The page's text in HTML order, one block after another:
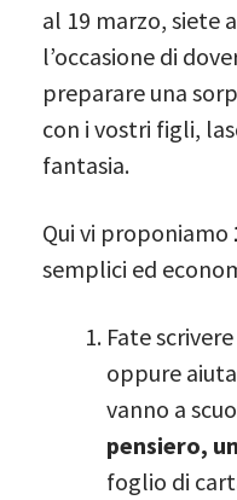
al 19 marzo, siete
l’occasione di
preparare una
con i vostri figli,
fantasia.
Qui vi proponiamo
semplici ed
Fate
oppure
vanno a
pensiero,
foglio di